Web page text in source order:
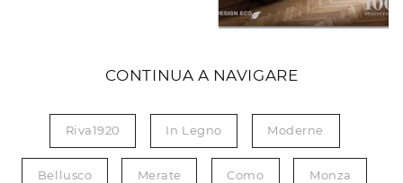
CONTINUA A NAVIGARE
Riva1920 In Legno Moderne
Bellusco Merate Como Monza